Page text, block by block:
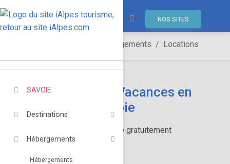
SAVOIE
Destinations
Hébergements
Hébergements
NOS SITES
Hébergements Locations
Locations de Vacances en
Savoie
Réservez en ligne gratuitement